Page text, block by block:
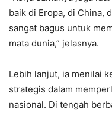
baik di Eropa, di China,
sangat bagus untuk
mata dunia,” jelasnya.
Lebih lanjut, ia menilai
strategis dalam
nasional. Di tengah